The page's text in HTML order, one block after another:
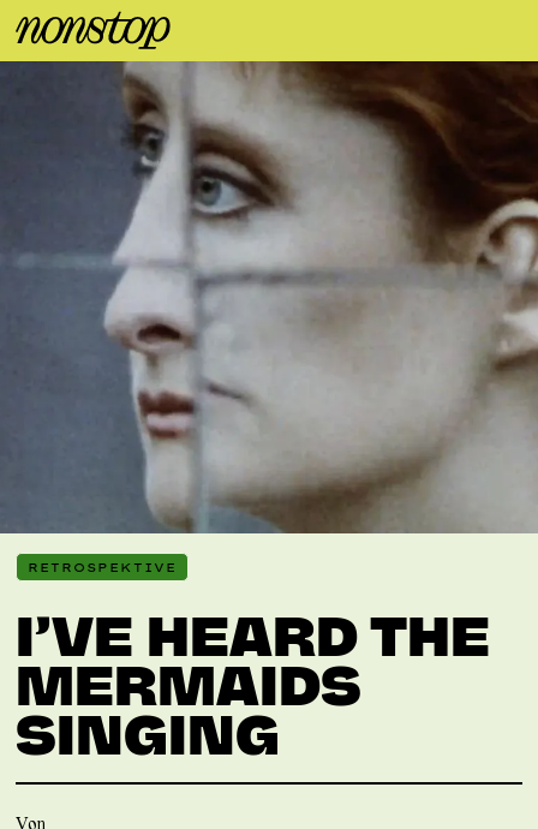
RETROSPEKTIVE
I’VE HEARD THE
MERMAIDS
SINGING
Von